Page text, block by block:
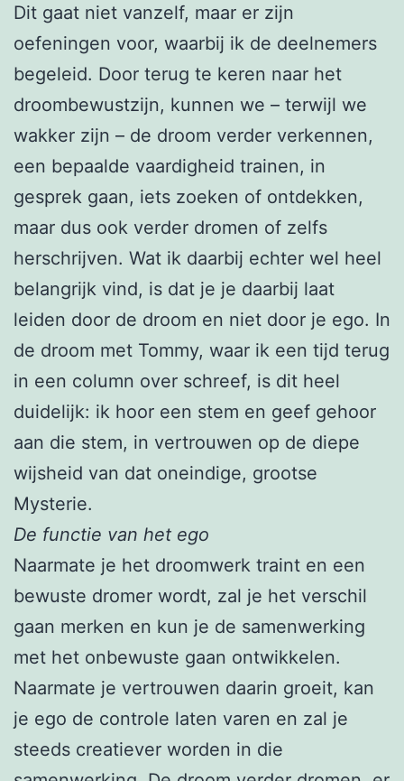
Dit gaat niet vanzelf, maar er zijn
oefeningen voor, waarbij ik de deelnemers
begeleid. Door terug te keren naar het
droombewustzijn, kunnen we – terwijl we
wakker zijn – de droom verder verkennen,
een bepaalde vaardigheid trainen, in
gesprek gaan, iets zoeken of ontdekken,
maar dus ook verder dromen of zelfs
herschrijven. Wat ik daarbij echter wel heel
belangrijk vind, is dat je je daarbij laat
leiden door de droom en niet door je ego. In
de droom met Tommy, waar ik een tijd terug
in een column over schreef, is dit heel
duidelijk: ik hoor een stem en geef gehoor
aan die stem, in vertrouwen op de diepe
wijsheid van dat oneindige, grootse
Mysterie.
De functie van het ego
Naarmate je het droomwerk traint en een
bewuste dromer wordt, zal je het verschil
gaan merken en kun je de samenwerking
met het onbewuste gaan ontwikkelen.
Naarmate je vertrouwen daarin groeit, kan
je ego de controle laten varen en zal je
steeds creatiever worden in die